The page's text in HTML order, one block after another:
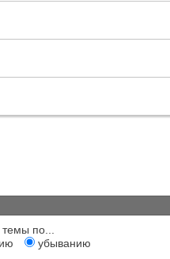
темы по...
убыванию